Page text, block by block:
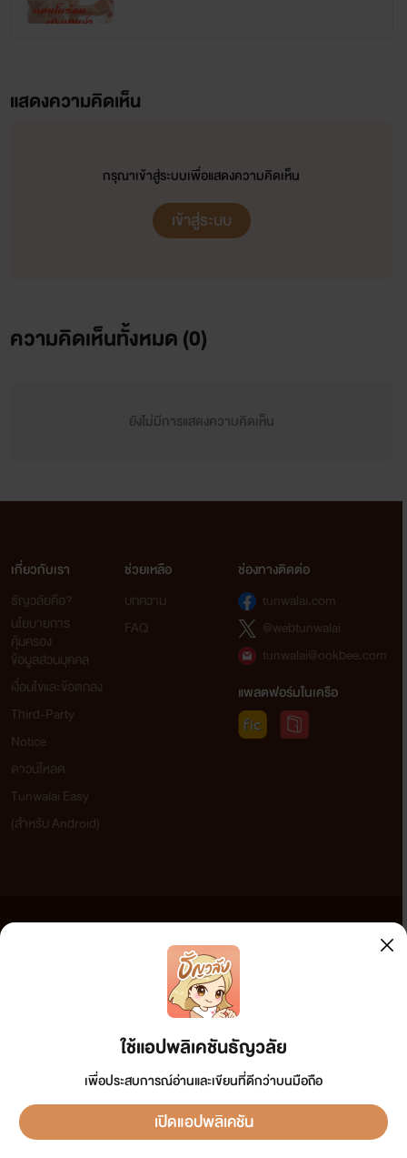
แสดงความคิดเห็น
กรุณาเข้าสู่ระบบเพื่อแสดงความคิดเห็น
เข้าสู่ระบบ
ความคิดเห็นทั้งหมด (0)
ยังไม่มีการแสดงความคิดเห็น
ใช้แอปพลิเคชันธัญวลัย
เพื่อประสบการณ์อ่านและเขียนที่ดีกว่าบนมือถือ
เปิดแอปพลิเคชัน
เกี่ยวกับเรา
ธัญวลัยคือ?
นโยบายการ
คุ้มครอง
ข้อมูลส่วนบุคคล
เงื่อนไขและข้อตกลง
Third-Party
Notice
ดาวน์โหลด
Tunwalai Easy
(สำหรับ Android)
ช่วยเหลือ
บทความ
FAQ
ช่องทางติดต่อ
tunwalai.com
@webtunwalai
tunwalai@ookbee.com
แพลตฟอร์มในเครือ
เว็บไซต์แห่งนี้ไม่ได้เห็นด้วยและไม่ขอรับผิดชอบต่อข้อความใดๆ ทั้งสิ้น ดังนั้นผู้อ่านทุกท่านโปรดใช้
วิจารณญาณในการกลั่นกรองด้วยตนเอง และหากท่านพบข้อความใดๆ ที่ขัดต่อกฎหมายและศีลธรรม
กรุณาแจ้งมาที่ tunwalai@ookbee.com เพื่อทีมงานจะได้ดำเนินการในทันที ทั้งนี้ ทางเว็บไซต์ขอสงวน
ลิขสิทธิ์ตามพระราชบัญญัติลิขสิทธิ์ (ฉบับเพิ่มเติม) พ.ศ.2558